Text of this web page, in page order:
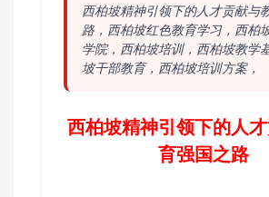
西柏坡精神引领下的人才贡献与
路，西柏坡红色教育学习，西柏
学院，西柏坡培训，西柏坡教学
坡干部教育，西柏坡培训方案，
西柏坡精神引领下的人
育强国之路